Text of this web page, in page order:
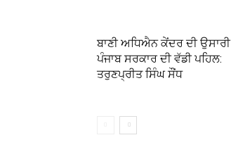
ਬਾਣੀ ਅਧਿਐਨ ਕੇਂਦਰ ਦੀ ਉਸਾਰੀ
ਪੰਜਾਬ ਸਰਕਾਰ ਦੀ ਵੱਡੀ ਪਹਿਲ:
ਤਰੁਣਪ੍ਰੀਤ ਸਿੰਘ ਸੌਂਧ